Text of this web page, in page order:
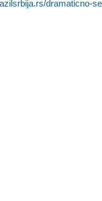
dramaticno-